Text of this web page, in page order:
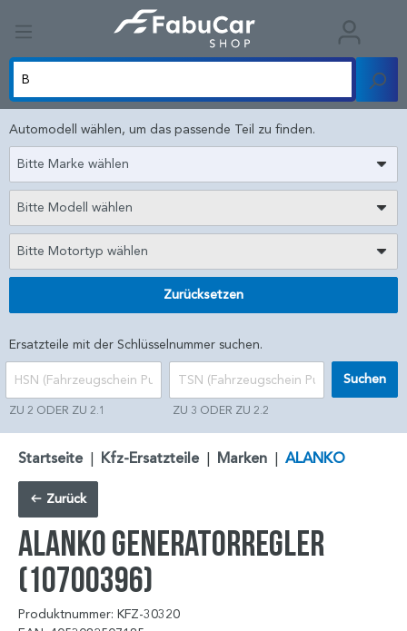
Automodell wählen, um das passende Teil zu finden.
Bitte Marke wählen
Bitte Modell wählen
Bitte Motortyp wählen
Zurücksetzen
Ersatzteile mit der Schlüsselnummer suchen.
ZU 2 ODER ZU 2.1 ZU 3 ODER ZU 2.2
Suchen
Startseite | Kfz-Ersatzteile | Marken | ALANKO
Zurück
ALANKO Generatorregler
(10700396)
Produktnummer: KFZ-30320